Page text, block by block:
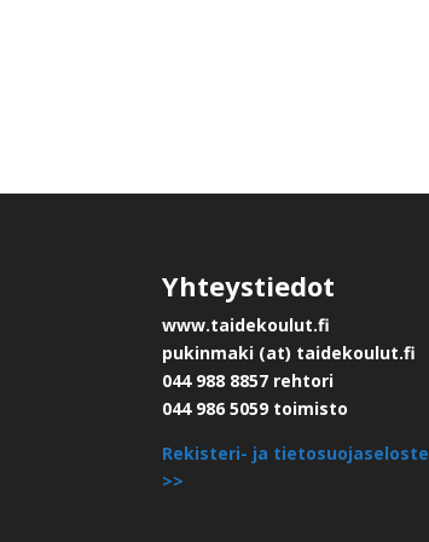
Yhteystiedot
www.taidekoulut.fi
pukinmaki (at) taidekoulut.fi
044 988 8857 rehtori
044 986 5059 toimisto
Rekisteri- ja tietosuojaseloste
>>